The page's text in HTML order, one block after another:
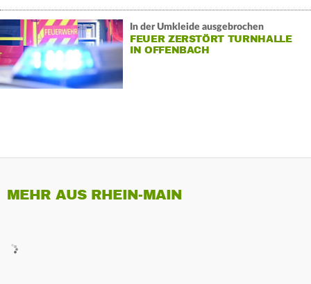
In der Umkleide ausgebrochen
FEUER ZERSTÖRT TURNHALLE
IN OFFENBACH
MEHR AUS RHEIN-MAIN